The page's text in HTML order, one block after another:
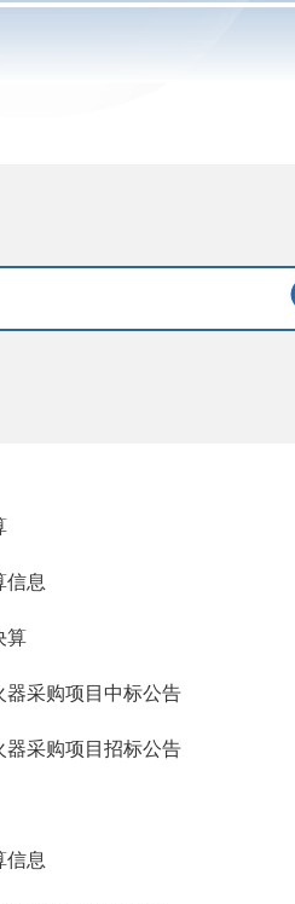
信息
算
器采购项目中标公告
器采购项目招标公告
信息